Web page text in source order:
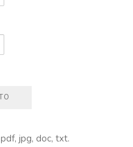
jpg, doc, txt.